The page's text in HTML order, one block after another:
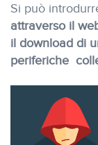
Si può
attraverso il
il download di
periferiche